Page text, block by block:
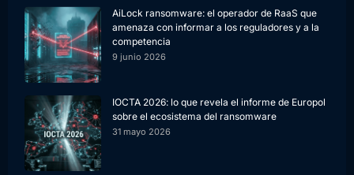
AiLock ransomware: el operador de RaaS que
amenaza con informar a los reguladores y a la
competencia
9 junio 2026
IOCTA 2026: lo que revela el informe de Europol
sobre el ecosistema del ransomware
31 mayo 2026